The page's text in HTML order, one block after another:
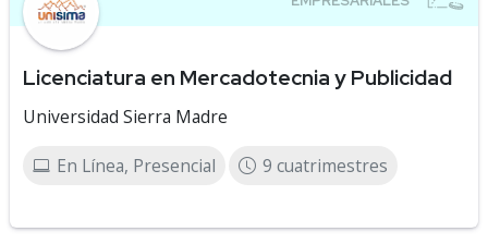
Licenciatura en Mercadotecnia y Publicidad
Universidad Sierra Madre
En Línea, Presencial 9 cuatrimestres